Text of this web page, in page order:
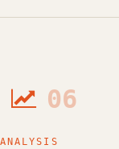
06
ANALYSIS